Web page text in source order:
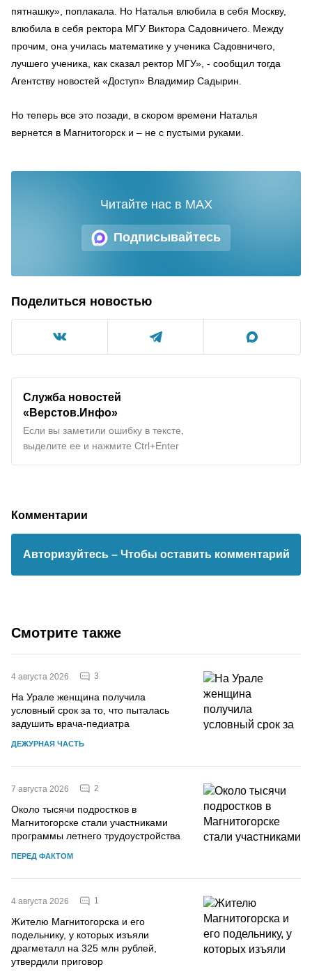
пятнашку», поплакала. Но Наталья влюбила в себя Москву,
влюбила в себя ректора МГУ Виктора Садовничего. Между
прочим, она училась математике у ученика Садовничего,
лучшего ученика, как сказал ректор МГУ», - сообщил тогда
Агентству новостей «Доступ» Владимир Садырин.
Но теперь все это позади, в скором времени Наталья
вернется в Магнитогорск и – не с пустыми руками.
Подписывайтесь
Читайте нас в MAX
Поделиться новостью
Служба новостей
«Верстов.Инфо»
Если вы заметили ошибку в тексте,
выделите ее и нажмите Ctrl+Enter
Комментарии
Авторизуйтесь – Чтобы оставить комментарий
Смотрите также
4 августа 2026 3
На Урале женщина получила
условный срок за то, что пыталась
задушить врача-педиатра
ДЕЖУРНАЯ ЧАСТЬ
7 августа 2026 2
Около тысячи подростков в
Магнитогорске стали участниками
программы летнего трудоустройства
ПЕРЕД ФАКТОМ
4 августа 2026 1
Жителю Магнитогорска и его
подельнику, у которых изъяли
драгметалл на 325 млн рублей,
утвердили приговор